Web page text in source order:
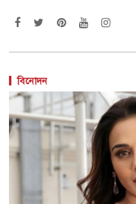
বিনোদন